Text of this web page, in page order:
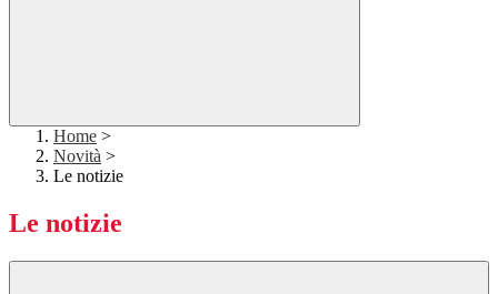
Home >
Novità >
Le notizie
Le notizie